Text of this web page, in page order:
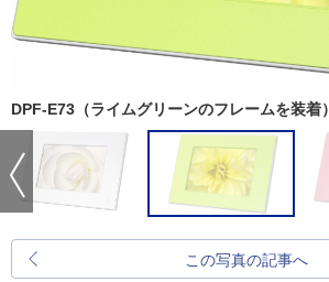
DPF-E73（ライムグリーンのフレームを装着）
この写真の記事へ